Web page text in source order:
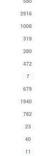
2916
1008
319
280
472
7
679
1940
782
23
40
11